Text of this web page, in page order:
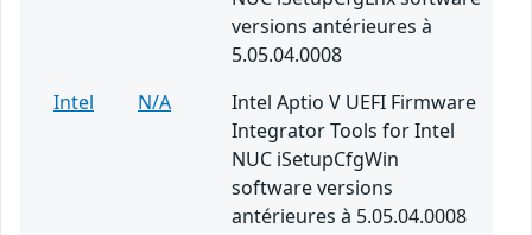
versions antérieures à
5.05.04.0008
Intel
N/A
Intel Aptio V UEFI Firmware
Integrator Tools for Intel
NUC iSetupCfgWin
software versions
antérieures à 5.05.04.0008